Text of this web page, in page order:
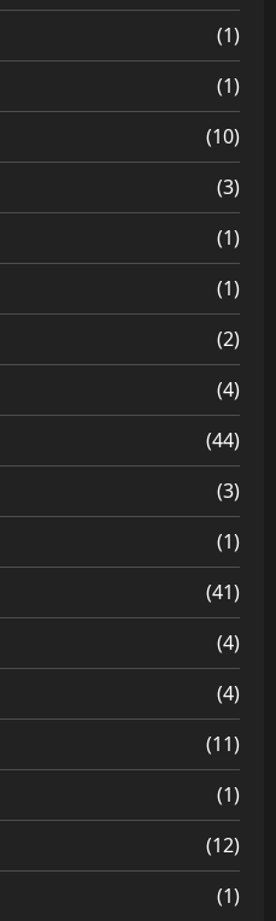
(1)
(1)
(10)
(3)
(1)
(1)
(2)
(4)
(44)
(3)
(1)
(41)
(4)
(4)
(11)
(1)
(12)
(1)